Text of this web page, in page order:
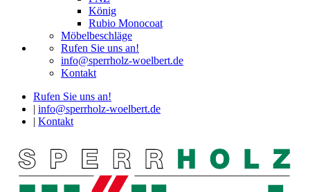
König
Rubio Monocoat
Möbelbeschläge
Rufen Sie uns an!
info@sperrholz-woelbert.de
Kontakt
Rufen Sie uns an!
info@sperrholz-woelbert.de
Kontakt